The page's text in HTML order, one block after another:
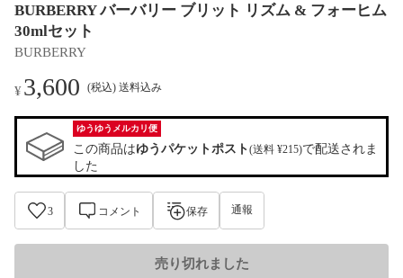
BURBERRY バーバリー ブリット リズム & フォーヒム
30mlセット
BURBERRY
¥3,600 (税込) 送料込み
ゆうゆうメルカリ便
この商品はゆうパケットポスト(送料 ¥215)で配送されま
した
3 コメント 保存 通報
売り切れました